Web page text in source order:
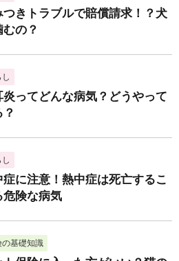
つきトラブルで賠償請求！？犬
の？
炎ってどんな病気？どうやって
症に注意！熱中症は死亡するこ
危険な病気
基礎知識